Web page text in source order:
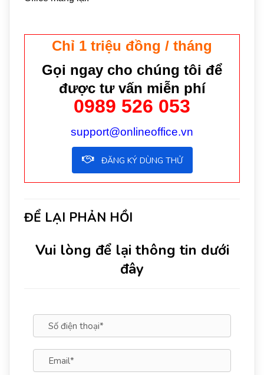
Chỉ 1 triệu đồng / tháng
Gọi ngay cho chúng tôi để
được tư vấn miễn phí
0989 526 053
support@onlineoffice.vn
ĐĂNG KÝ DÙNG THỬ
ĐỂ LẠI PHẢN HỒI
Vui lòng để lại thông tin dưới
đây